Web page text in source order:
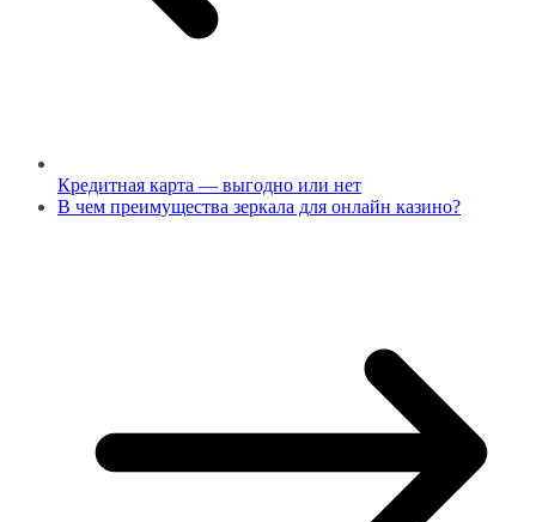
Кредитная карта — выгодно или нет
В чем преимущества зеркала для онлайн казино?